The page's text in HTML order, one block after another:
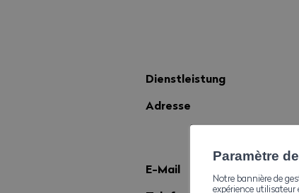
Dienstleistung
Adresse
E-Mail
Paramètre
Notre bannière de
expérience utilisateur